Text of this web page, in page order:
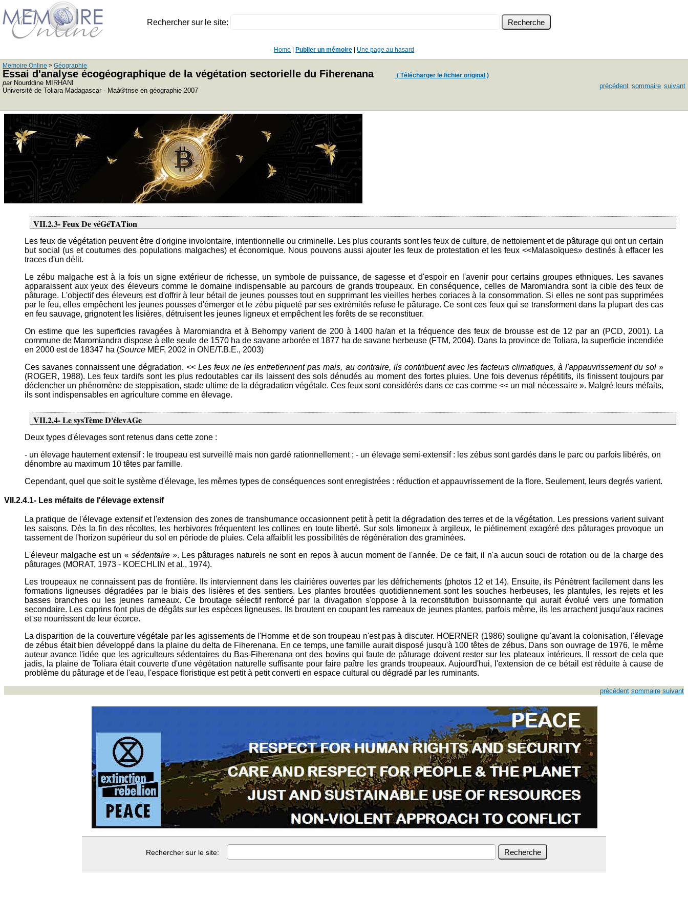
Rechercher sur le site:
Home Publier un mémoire Une page au hasard
Memoire Online > Géographie
Essai d'analyse écogéographique de la végétation sectorielle du Fiherenana ( Télécharger le fichier original )
parNourddine MIRHANI
Université de Toliara Madagascar - Maà®trise en géographie 2007
précédent sommaire suivant
VII.2.3- Feux De véGéTATion
Les feux de végétation peuvent être d'origine involontaire, intentionnelle ou criminelle. Les plus courants sont les feux de culture, de nettoiement et de pâturage qui ont un certain
but social (us et coutumes des populations malgaches) et économique. Nous pouvons aussi ajouter les feux de protestation et les feux <<Malasoïques» destinés à effacer les
traces d'un délit.
Le zébu malgache est à la fois un signe extérieur de richesse, un symbole de puissance, de sagesse et d'espoir en l'avenir pour certains groupes ethniques. Les savanes
apparaissent aux yeux des éleveurs comme le domaine indispensable au parcours de grands troupeaux. En conséquence, celles de Maromiandra sont la cible des feux de
pâturage. L'objectif des éleveurs est d'offrir à leur bétail de jeunes pousses tout en supprimant les vieilles herbes coriaces à la consommation. Si elles ne sont pas supprimées
par le feu, elles empêchent les jeunes pousses d'émerger et le zébu piqueté par ses extrémités refuse le pâturage. Ce sont ces feux qui se transforment dans la plupart des cas
en feu sauvage, grignotent les lisières, détruisent les jeunes ligneux et empêchent les forêts de se reconstituer.
On estime que les superficies ravagées à Maromiandra et à Behompy varient de 200 à 1400 ha/an et la fréquence des feux de brousse est de 12 par an (PCD, 2001). La
commune de Maromiandra dispose à elle seule de 1570 ha de savane arborée et 1877 ha de savane herbeuse (FTM, 2004). Dans la province de Toliara, la superficie incendiée
en 2000 est de 18347 ha (Source MEF, 2002 in ONE/T.B.E., 2003)
Ces savanes connaissent une dégradation. <<Les feux ne les entretiennent pas mais, au contraire, ils contribuent avec les facteurs climatiques, à l'appauvrissement du sol»
(ROGER, 1988). Les feux tardifs sont les plus redoutables car ils laissent des sols dénudés au moment des fortes pluies. Une fois devenus répétitifs, ils finissent toujours par
déclencher un phénomène de steppisation, stade ultime de la dégradation végétale. Ces feux sont considérés dans ce cas comme << un mal nécessaire ». Malgré leurs méfaits,
ils sont indispensables en agriculture comme en élevage.
VII.2.4- Le sysTème D'élevAGe
Deux types d'élevages sont retenus dans cette zone :
- un élevage hautement extensif : le troupeau est surveillé mais non gardé rationnellement ; - un élevage semi-extensif : les zébus sont gardés dans le parc ou parfois libérés, on
dénombre au maximum 10 têtes par famille.
Cependant, quel que soit le système d'élevage, les mêmes types de conséquences sont enregistrées : réduction et appauvrissement de la flore. Seulement, leurs degrés varient.
VII.2.4.1- Les méfaits de l'élevage extensif
La pratique de l'élevage extensif et l'extension des zones de transhumance occasionnent petit à petit la dégradation des terres et de la végétation. Les pressions varient suivant
les saisons. Dès la fin des récoltes, les herbivores fréquentent les collines en toute liberté. Sur sols limoneux à argileux, le piétinement exagéré des pâturages provoque un
tassement de l'horizon supérieur du sol en période de pluies. Cela affaiblit les possibilités de régénération des graminées.
L'éleveur malgache est un « sédentaire ». Les pâturages naturels ne sont en repos à aucun moment de l'année. De ce fait, il n'a aucun souci de rotation ou de la charge des
pâturages (MORAT, 1973 - KOECHLIN et al., 1974).
Les troupeaux ne connaissent pas de frontière. Ils interviennent dans les clairières ouvertes par les défrichements (photos 12 et 14). Ensuite, ils Pénètrent facilement dans les
formations ligneuses dégradées par le biais des lisières et des sentiers. Les plantes broutées quotidiennement sont les souches herbeuses, les plantules, les rejets et les
basses branches ou les jeunes rameaux. Ce broutage sélectif renforcé par la divagation s'oppose à la reconstitution buissonnante qui aurait évolué vers une formation
secondaire. Les caprins font plus de dégâts sur les espèces ligneuses. Ils broutent en coupant les rameaux de jeunes plantes, parfois même, ils les arrachent jusqu'aux racines
et se nourrissent de leur écorce.
La disparition de la couverture végétale par les agissements de l'Homme et de son troupeau n'est pas à discuter. HOERNER (1986) souligne qu'avant la colonisation, l'élevage
de zébus était bien développé dans la plaine du delta de Fiherenana. En ce temps, une famille aurait disposé jusqu'à 100 têtes de zébus. Dans son ouvrage de 1976, le même
auteur avance l'idée que les agriculteurs sédentaires du Bas-Fiherenana ont des bovins qui faute de pâturage doivent rester sur les plateaux intérieurs. Il ressort de cela que
jadis, la plaine de Toliara était couverte d'une végétation naturelle suffisante pour faire paître les grands troupeaux. Aujourd'hui, l'extension de ce bétail est réduite à cause de
problème du pâturage et de l'eau, l'espace floristique est petit à petit converti en espace cultural ou dégradé par les ruminants.
précédent sommaire suivant
Rechercher sur le site: